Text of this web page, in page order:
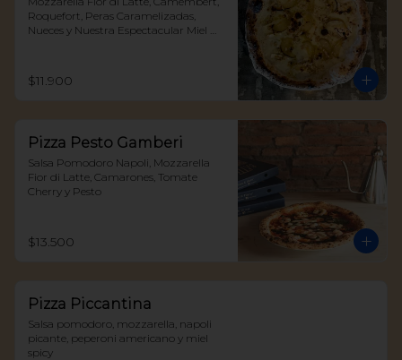
Roquefort, Peras Caramelizadas,
Nueces y Nuestra Espectacular Miel
$11.900
Pizza Pesto Gamberi
Salsa Pomodoro Napoli, Mozzarella
Fior di Latte, Camarones, Tomate
Cherry y Pesto
$13.500
Pizza Piccantina
Salsa pomodoro, mozzarella, napoli
picante, peperoni americano y miel
spicy